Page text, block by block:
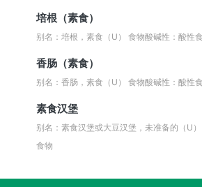
培根（素食）
别名：培根，素食（U）食物酸碱性：酸性
香肠（素食）
别名：香肠，素食（U）食物酸碱性：酸性
素食汉堡
别名：素食汉堡或大豆汉堡，未准备的（U
食物